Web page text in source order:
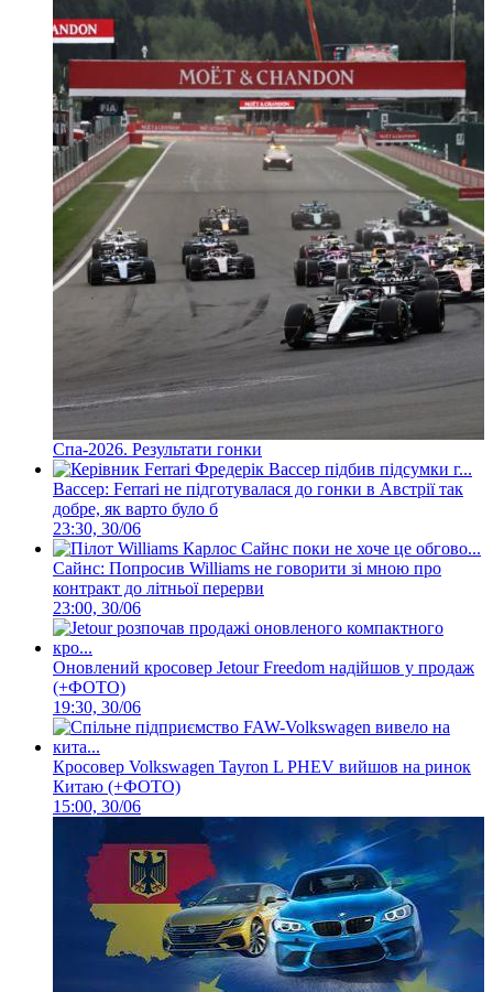
Спа-2026. Результати гонки
Вассер: Ferrari не підготувалася до гонки в Австрії так
добре, як варто було б
23:30, 30/06
Сайнс: Попросив Williams не говорити зі мною про
контракт до літньої перерви
23:00, 30/06
Оновлений кросовер Jetour Freedom надійшов у продаж
(+ФОТО)
19:30, 30/06
Кросовер Volkswagen Tayron L PHEV вийшов на ринок
Китаю (+ФОТО)
15:00, 30/06